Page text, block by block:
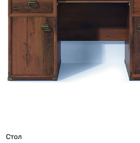
Стол